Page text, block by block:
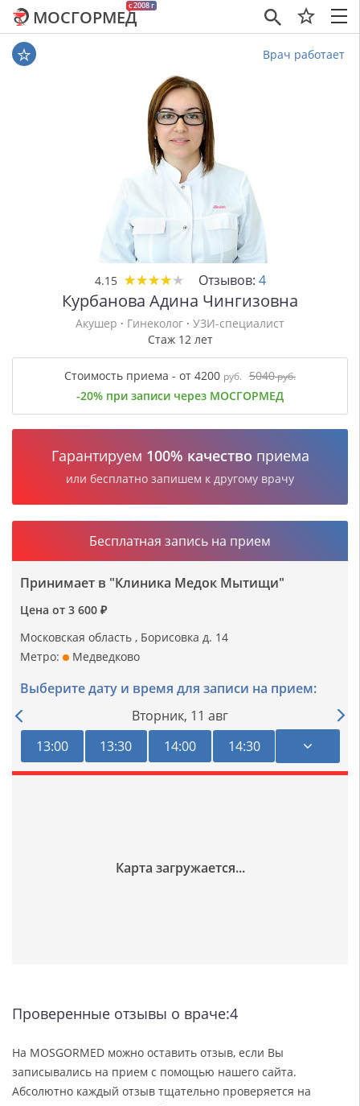
×
c 2008 г
МОСГОРМЕД
Врач работает
4.15 ★★★★★
★★★★★ Отзывов: 4
Курбанова Адина Чингизовна
Акушер · Гинеколог · УЗИ-специалист
Стаж 12 лет
Стоимость приема - от 4200 руб. 5040руб.
-20% при записи через МОСГОРМЕД
Гарантируем 100% качество приема
или бесплатно запишем к другому врачу
Бесплатная запись на прием
Принимает в "Клиника Медок Мытищи"
Цена от 3 600 ₽
Московская область , Борисовка д. 14
Метро:
Медведково
Выберите дату и время для записи на прием:
Вторник, 11 авг
13:00
13:30 14:00 14:30
Проверенные отзывы о враче:4
На MOSGORMED можно оставить отзыв, если Вы
записывались на прием с помощью нашего сайта.
Абсолютно каждый отзыв тщательно проверяется на